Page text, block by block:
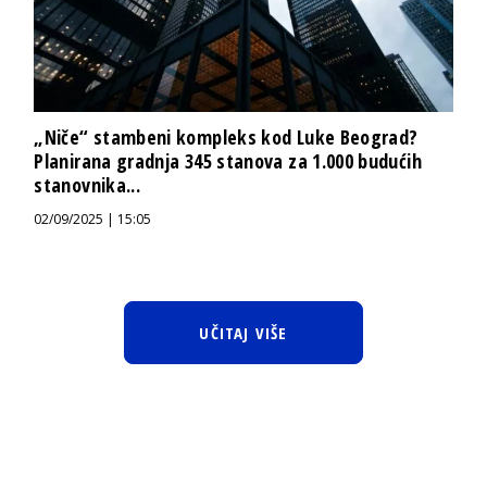
„Niče“ stambeni kompleks kod Luke Beograd?
Planirana gradnja 345 stanova za 1.000 budućih
stanovnika...
02/09/2025 | 15:05
UČITAJ VIŠE